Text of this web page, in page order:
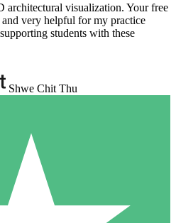
architectural visualization. Your free
very helpful for my practice
students with these
Shwe Chit Thu